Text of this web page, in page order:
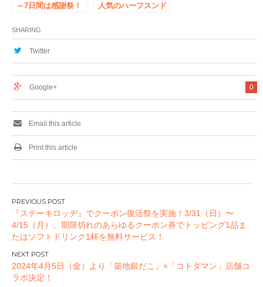
～7日間は感謝祭！
店「中山豆腐店」定
食全品100円引き
に！
人気のハーフスンド
サリ100%のスンド
SHARING
Twitter
0
Google+
Email this article
Print this article
投
稿
ナ
ビ
ゲ
ー
『ステーキロッヂ』でクーポン復活祭を実施！3/31（日）〜
4/15（月）、期限切れのあらゆるクーポン券でトッピング1品ま
たはソフトドリンク1杯を無料サービス！
2024年4月5日（金）より「築地銀だこ」×「コトダマン」店舗コ
ラボ決定！